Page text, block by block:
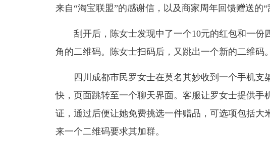
来自“淘宝联盟”的感谢信，以及商家周年回馈赠送的“
刮开后，陈女士发现中了一个10元的红包和一份
角的二维码。陈女士扫码后，又跳出一个新的二维码
四川成都市民罗女士在莫名其妙收到一个手机支
快，页面跳转至一个聊天界面。客服让罗女士提供手
证，通过后便让她免费挑选一件赠品，可选项包括
来一个二维码要求其加群。